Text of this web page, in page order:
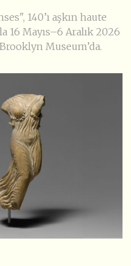
140’ı aşkın haute
16 Mayıs–6 Aralık 2026
Museum’da.